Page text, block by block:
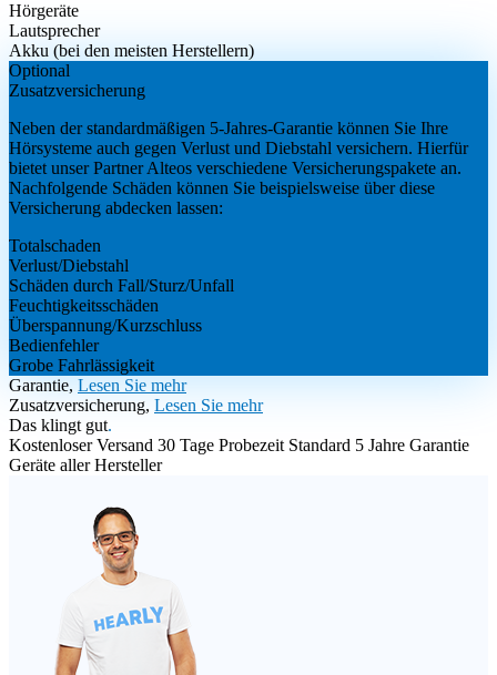
Hörgeräte
Lautsprecher
Akku (bei den meisten Herstellern)
Optional
Zusatzversicherung
Neben der standardmäßigen 5-Jahres-Garantie können Sie Ihre
Hörsysteme auch gegen Verlust und Diebstahl versichern. Hierfür
bietet unser Partner Alteos verschiedene Versicherungspakete an.
Nachfolgende Schäden können Sie beispielsweise über diese
Versicherung abdecken lassen:
Totalschaden
Verlust/Diebstahl
Schäden durch Fall/Sturz/Unfall
Feuchtigkeitsschäden
Überspannung/Kurzschluss
Bedienfehler
Grobe Fahrlässigkeit
Garantie, Lesen Sie mehr
Zusatzversicherung, Lesen Sie mehr
Das klingt gut.
Kostenloser Versand 30 Tage Probezeit Standard 5 Jahre Garantie
Geräte aller Hersteller